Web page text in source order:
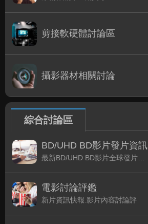
剪接軟硬體討論區
攝影器材相關討論
綜合討論區
BD/UHD BD影片發片資訊
電影討論評鑑
新片資訊快報.影片內容討論評